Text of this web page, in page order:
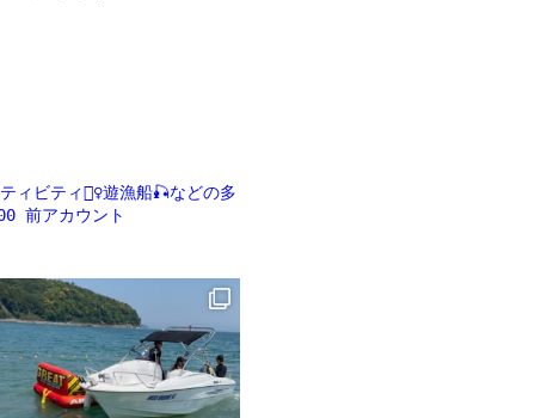
ビティ🏄‍♀️遊漁船🎣などの多
前アカウント